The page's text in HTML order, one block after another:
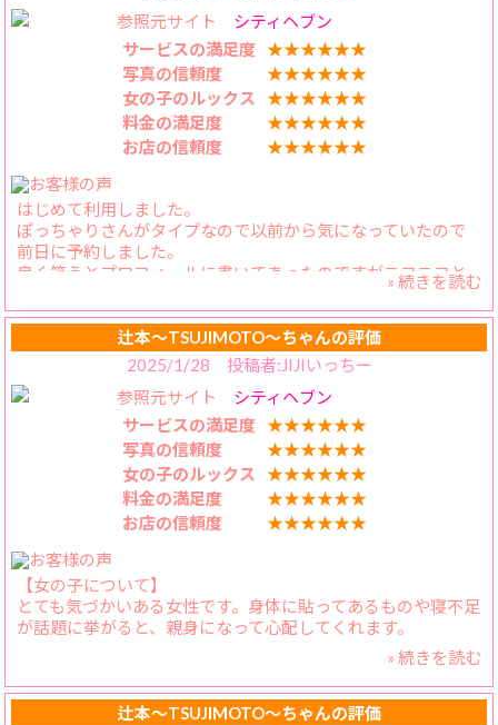
口を開けば止まらないお喋りさんながら、優しさもある非常
に明るい人柄で、気が付けばあっという間に時間が過ぎてい
る事は間違いありません。正にQUEEN OF BBW！
参照元サイト シティヘブン
サービスの満足度
★★★★★★
写真の信頼度
★★★★★★
女の子のルックス
★★★★★★
料金の満足度
★★★★★★
お店の信頼度
★★★★★★
はじめて利用しました。
ぽっちゃりさんがタイプなので以前から気になっていたので
前日に予約しました。
良く笑うとプロフィールに書いてあったのですがニコニコと
よくわらうのですよ本当にでもね笑うと笑顔が凄く可愛いで
すね
裸になると迫力胸の大きさ凄いです。巨乳好きの私には、嬉
しく思いますね
プレイも濃厚でした。満足ですね
あとお尻もほどほどに良く
かえらちゃんを指名して良かったです
この日は、かえらちゃんを2度指名しちゃいました。満足、満
次回は、長いコースで指名したいと思います。
スタッフさんの対応も良かったです。
» 続きを読む
辻本〜TSUJIMOTO〜ちゃんの評価
2025/1/28 投稿者:JIJIいっちー
参照元サイト シティヘブン
サービスの満足度
★★★★★★
写真の信頼度
★★★★★★
女の子のルックス
★★★★★★
料金の満足度
★★★★★★
お店の信頼度
★★★★★★
【女の子について】
とても気づかいある女性です。身体に貼ってあるものや寝不足
が話題に挙がると、親身になって心配してくれます。
かえらさんと楽しく過ごせて、特典もつくのでお得感ありで
» 続きを読む
辻本〜TSUJIMOTO〜ちゃんの評価